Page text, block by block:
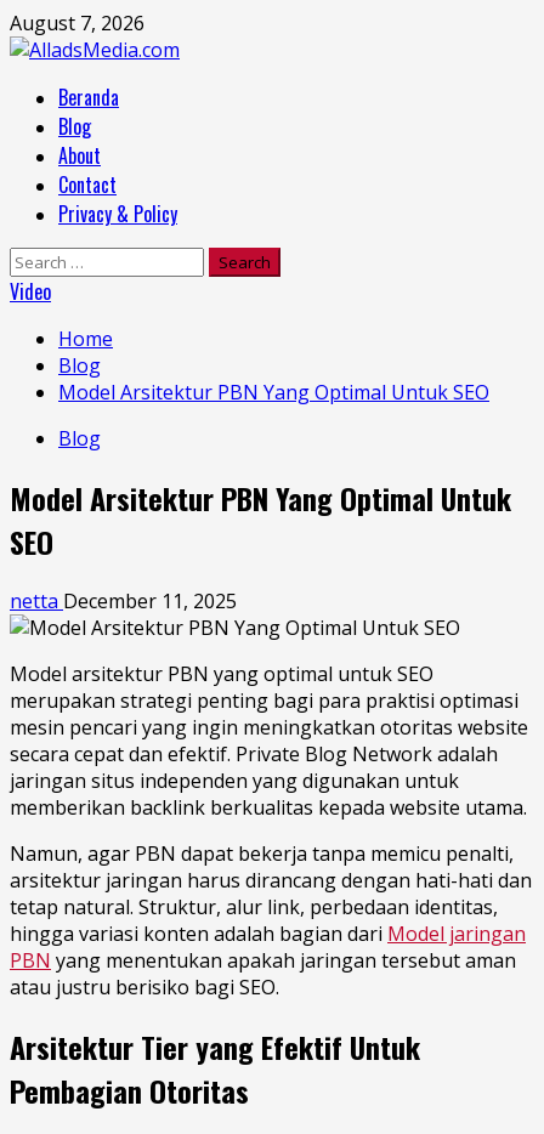
Skip
to
August 7, 2026
MenuBeranda
Blog
About
Contact
Privacy & Policy
Search
for:
Video
Home
Blog
Model Arsitektur PBN Yang Optimal Untuk SEO
Blog
Model Arsitektur PBN Yang Optimal Untuk
SEO
netta December 11, 2025
Model arsitektur PBN yang optimal untuk SEO
merupakan strategi penting bagi para praktisi optimasi
mesin pencari yang ingin meningkatkan otoritas website
secara cepat dan efektif. Private Blog Network adalah
jaringan situs independen yang digunakan untuk
memberikan backlink berkualitas kepada website utama.
Namun, agar PBN dapat bekerja tanpa memicu penalti,
arsitektur jaringan harus dirancang dengan hati-hati dan
tetap natural. Struktur, alur link, perbedaan identitas,
hingga variasi konten adalah bagian dari Model jaringan
PBN yang menentukan apakah jaringan tersebut aman
atau justru berisiko bagi SEO.
Arsitektur Tier yang Efektif Untuk
Pembagian Otoritas